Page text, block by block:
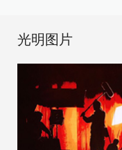
光明图片